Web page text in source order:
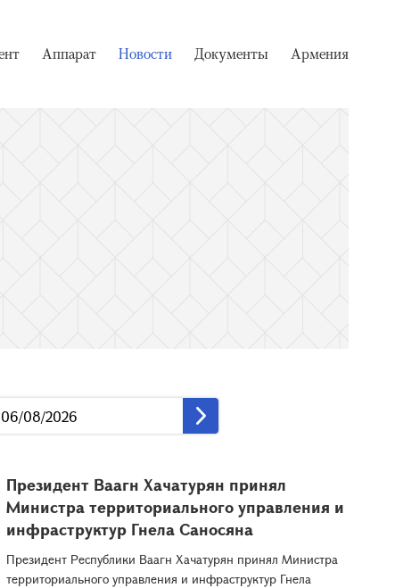
Аппарат Новости Документы Армения
Президент Ваагн Хачатурян принял
Министра территориального управления и
инфраструктур Гнела Саносяна
Президент Республики Ваагн Хачатурян принял Министра
территориального управления и инфраструктур Гнела